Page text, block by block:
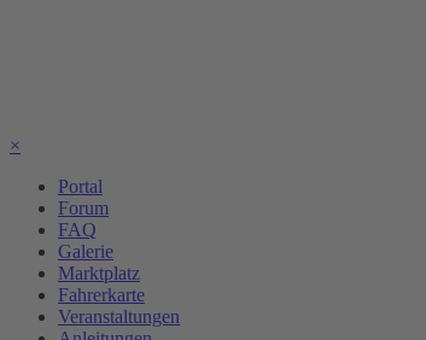
×
Portal
Forum
FAQ
Galerie
Marktplatz
Fahrerkarte
Veranstaltungen